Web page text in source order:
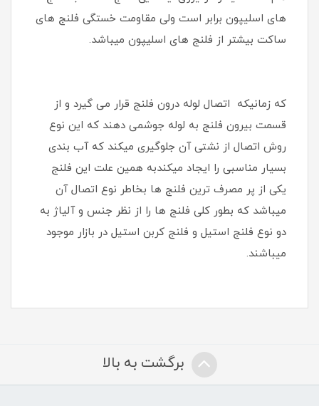
های اسلیپون برابر است ولی مقاومت خستگی فلنج های
ساکت بیشتر از فلنج های اسلیپون میباشد.
که زمانیکه اتصال لوله درون فلنج قرار می گیرد و از
قسمت بیرون فلنج به لوله جوشمی دهند که این نوع
روش اتصال از نشتی آن جلوگیری میکند که آب بندی
بسیار مناسبی را ایجاد میکندبه همین علت این فلنج
یکی از پر مصرف ترین فلنج ها بخاطر نوع اتصال آن
میباشد که بطور کلی فلنج ها را از نظر جنس و آلیاژ به
دو نوع فلنج استیل و فلنج کربن استیل در بازار موجود
میباشند.
برگشت به بالا